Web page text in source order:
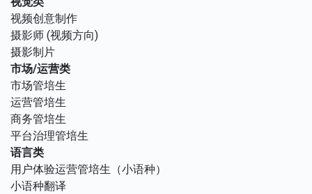
视频创意制作
摄影师 (视频方向)
摄影制片
市场/运营类
市场管培生
运营管培生
商务管培生
平台治理管培生
语言类
用户体验运营管培生（小语种）
小语种翻译